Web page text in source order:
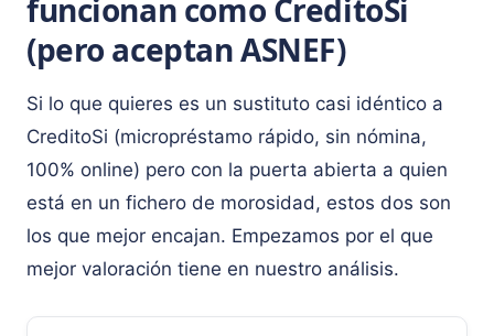
funcionan como CreditoSi
(pero aceptan ASNEF)
Si lo que quieres es un sustituto casi idéntico a
CreditoSi (micropréstamo rápido, sin nómina,
100% online) pero con la puerta abierta a quien
está en un fichero de morosidad, estos dos son
los que mejor encajan. Empezamos por el que
mejor valoración tiene en nuestro análisis.